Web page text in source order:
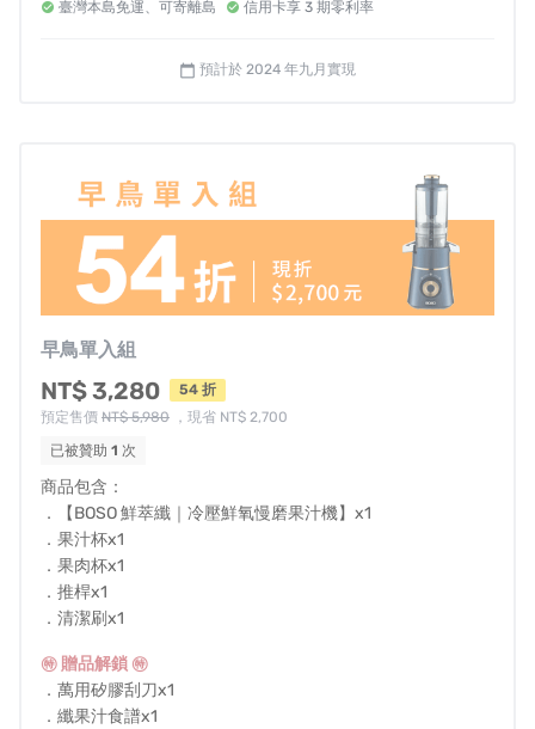
的問題，
✧ 主機保固一年，配件除外 ✧
臺灣本島免運、可寄離島 信用卡享 3 期零利率
calendar_today 預計於 2024 年九月實現
早鳥單入組
NT$ 3,280
54 折
預定售價 NT$ 5,980 ，現省 NT$ 2,700
已被贊助 1 次
商品包含：
．【BOSO 鮮萃纖｜冷壓鮮氧慢磨果汁機】x1
．果汁杯x1
．果肉杯x1
．推桿x1
．清潔刷x1
㊕ 贈品解鎖 ㊕
．萬用矽膠刮刀x1
．纖果汁食譜x1